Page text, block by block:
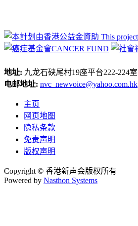
地址: 九龙石硖尾村19座平台222-224室
电邮地址: nvc_newvoice@yahoo.com.hk
主页
网页地图
隐私条款
免责声明
版权声明
Copyright © 香港新声会版权所有
Powered by Nasthon Systems